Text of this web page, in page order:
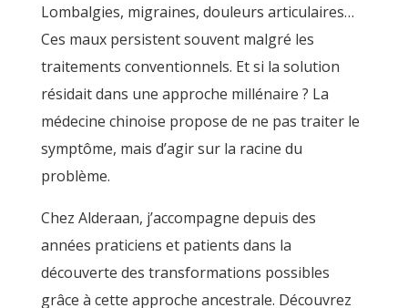
Lombalgies, migraines, douleurs articulaires…
Ces maux persistent souvent malgré les
traitements conventionnels. Et si la solution
résidait dans une approche millénaire ? La
médecine chinoise propose de ne pas traiter le
symptôme, mais d’agir sur la racine du
problème.
Chez Alderaan, j’accompagne depuis des
années praticiens et patients dans la
découverte des transformations possibles
grâce à cette approche ancestrale. Découvrez